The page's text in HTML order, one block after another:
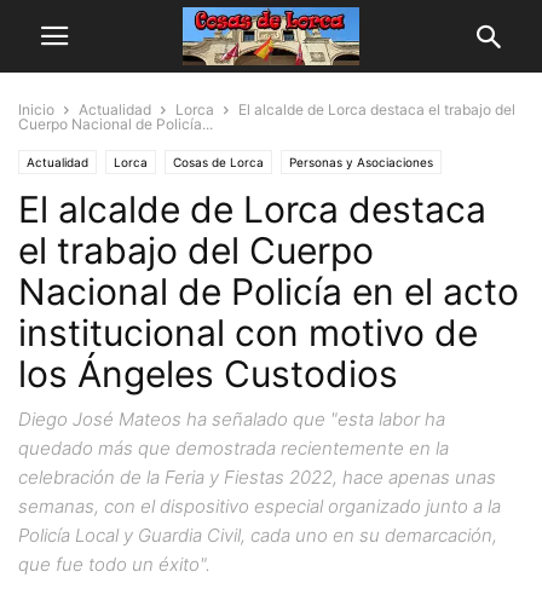
Inicio Actualidad Lorca
El alcalde de Lorca destaca el trabajo del
Cuerpo Nacional de Policía...
Actualidad Lorca Cosas de Lorca Personas y Asociaciones
El alcalde de Lorca destaca
el trabajo del Cuerpo
Nacional de Policía en el acto
institucional con motivo de
los Ángeles Custodios
Diego José Mateos ha señalado que "esta labor ha
quedado más que demostrada recientemente en la
celebración de la Feria y Fiestas 2022, hace apenas unas
semanas, con el dispositivo especial organizado junto a la
Policía Local y Guardia Civil, cada uno en su demarcación,
que fue todo un éxito".